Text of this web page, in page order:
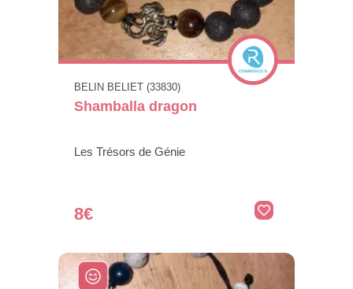
BELIN BELIET (33830)
Shamballa dragon
Les Trésors de Génie
8€